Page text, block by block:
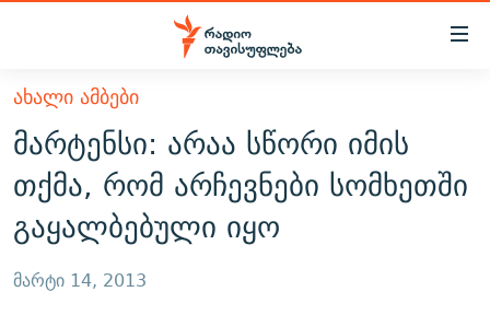
Accessibility
მთავარ
შინაარსზე
დაბრუნება
მთავარ
ნავიგაციაზე
დაბრუნება
ძიებაზე
ᲐᲮᲐᲚᲘ ᲐᲛᲑᲔᲑᲘ
ᲗᲔᲛᲔᲑᲘ
ᲞᲝᲚᲘᲢᲘᲙᲐ
ᲔᲙᲝᲜᲝᲛᲘᲙᲐ
ᲡᲐᲖᲝᲒᲐᲓᲝᲔᲑᲐ
ᲕᲘᲓᲔᲝ
ᲑᲚᲝᲒᲔᲑᲘ
ᲞᲝᲓᲙᲐᲡᲢᲔᲑᲘ
ᲐᲮᲐᲚᲘ ᲐᲛᲑᲔᲑᲘ
მარტენსი: არაა სწორი იმის
თქმა, რომ არჩევნები სომხეთში
გაყალბებული იყო
მარტი 14, 2013